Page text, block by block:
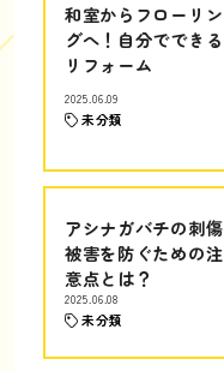
和室からフローリン
グへ！自分でできる
リフォーム
2025.06.09
未分類
アシナガバチの刺傷
被害を防ぐための注
意点とは？
2025.06.08
未分類